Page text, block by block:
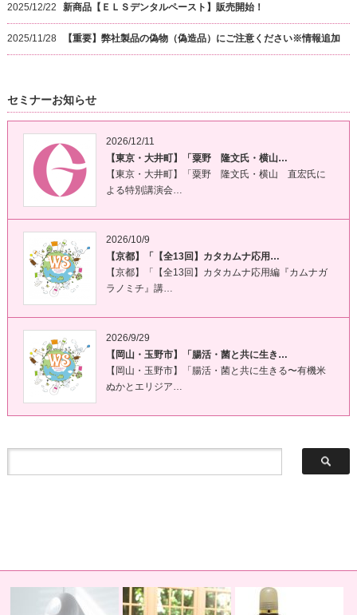
2025/12/22 新商品【ＥＬＳデンタルペースト】販売開始！
2025/11/28 【重要】弊社製品の偽物（偽造品）にご注意ください※情報追加
セミナーお知らせ
2026/12/11
【東京・大井町】「粟野 隆文氏・横山…
【東京・大井町】「粟野 隆文氏・横山 直宏氏に
よる特別講演会…
2026/10/9
【京都】「【全13回】カタカムナ応用…
【京都】「【全13回】カタカムナ応用編『カムナガ
ラノミチ』講…
2026/9/29
【岡山・玉野市】「腸活・菌と共に生き…
【岡山・玉野市】「腸活・菌と共に生きる〜有機米
ぬかとエリジア…